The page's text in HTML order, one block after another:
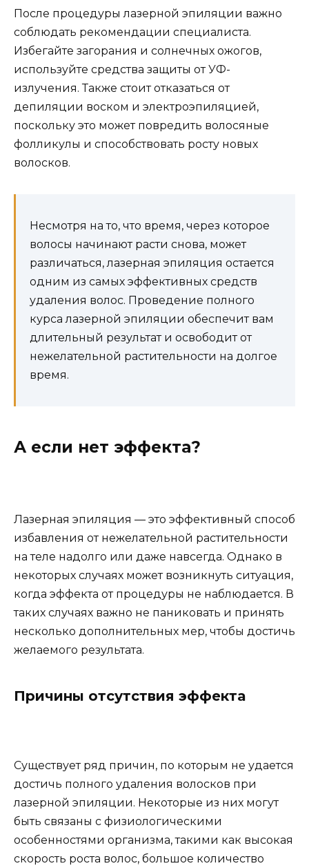
После процедуры лазерной эпиляции важно
соблюдать рекомендации специалиста.
Избегайте загорания и солнечных ожогов,
используйте средства защиты от УФ-
излучения. Также стоит отказаться от
депиляции воском и электроэпиляцией,
поскольку это может повредить волосяные
фолликулы и способствовать росту новых
волосков.
Несмотря на то, что время, через которое
волосы начинают расти снова, может
различаться, лазерная эпиляция остается
одним из самых эффективных средств
удаления волос. Проведение полного
курса лазерной эпиляции обеспечит вам
длительный результат и освободит от
нежелательной растительности на долгое
время.
А если нет эффекта?
Лазерная эпиляция — это эффективный способ
избавления от нежелательной растительности
на теле надолго или даже навсегда. Однако в
некоторых случаях может возникнуть ситуация,
когда эффекта от процедуры не наблюдается. В
таких случаях важно не паниковать и принять
несколько дополнительных мер, чтобы достичь
желаемого результата.
Причины отсутствия эффекта
Существует ряд причин, по которым не удается
достичь полного удаления волосков при
лазерной эпиляции. Некоторые из них могут
быть связаны с физиологическими
особенностями организма, такими как высокая
скорость роста волос, большое количество